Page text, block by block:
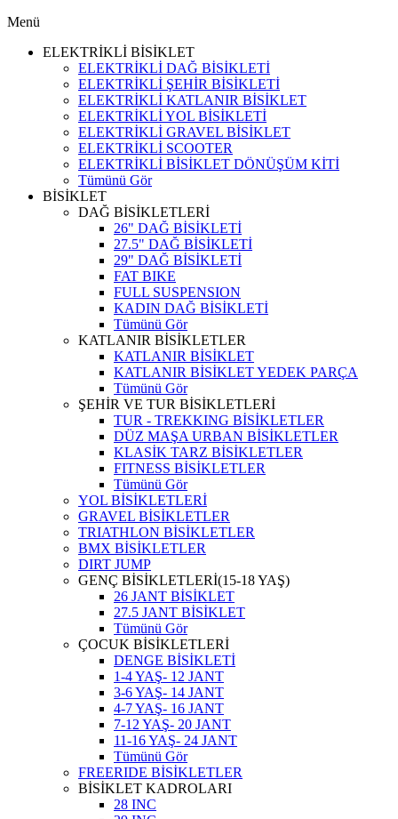
Menü
ELEKTRİKLİ BİSİKLET
ELEKTRİKLİ DAĞ BİSİKLETİ
ELEKTRİKLİ ŞEHİR BİSİKLETİ
ELEKTRİKLİ KATLANIR BİSİKLET
ELEKTRİKLİ YOL BİSİKLETİ
ELEKTRİKLİ GRAVEL BİSİKLET
ELEKTRİKLİ SCOOTER
ELEKTRİKLİ BİSİKLET DÖNÜŞÜM KİTİ
Tümünü Gör
BİSİKLET
DAĞ BİSİKLETLERİ
26" DAĞ BİSİKLETİ
27.5" DAĞ BİSİKLETİ
29" DAĞ BİSİKLETİ
FAT BIKE
FULL SUSPENSION
KADIN DAĞ BİSİKLETİ
Tümünü Gör
KATLANIR BİSİKLETLER
KATLANIR BİSİKLET
KATLANIR BİSİKLET YEDEK PARÇA
Tümünü Gör
ŞEHİR VE TUR BİSİKLETLERİ
TUR - TREKKING BİSİKLETLER
DÜZ MAŞA URBAN BİSİKLETLER
KLASİK TARZ BİSİKLETLER
FITNESS BİSİKLETLER
Tümünü Gör
YOL BİSİKLETLERİ
GRAVEL BİSİKLETLER
TRIATHLON BİSİKLETLER
BMX BİSİKLETLER
DIRT JUMP
GENÇ BİSİKLETLERİ(15-18 YAŞ)
26 JANT BİSİKLET
27.5 JANT BİSİKLET
Tümünü Gör
ÇOCUK BİSİKLETLERİ
DENGE BİSİKLETİ
1-4 YAŞ- 12 JANT
3-6 YAŞ- 14 JANT
4-7 YAŞ- 16 JANT
7-12 YAŞ- 20 JANT
11-16 YAŞ- 24 JANT
Tümünü Gör
FREERIDE BİSİKLETLER
BİSİKLET KADROLARI
28 INC